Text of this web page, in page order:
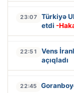
23:07
Türkiyə
etdi -
22:51
Vens
açıqladı
22:45